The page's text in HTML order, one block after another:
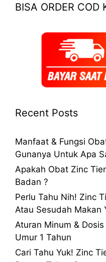
BISA ORDER COD
Recent Posts
Manfaat & Fungsi
Gunanya Untuk Apa
Apakah Obat Zinc
Badan ?
Perlu Tahu Nih! Zinc
Atau Sesudah Makan
Aturan Minum &
Umur 1 Tahun
Cari Tahu Yuk! Zinc